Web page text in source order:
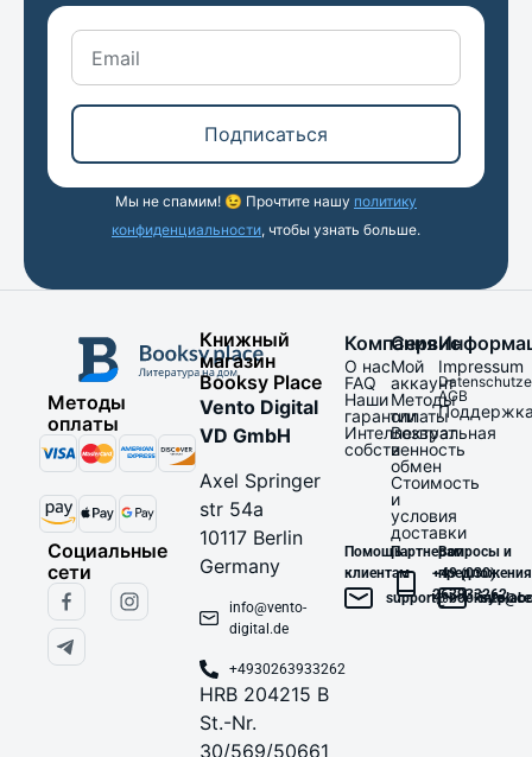
Подписаться
Мы не спамим! 😉 Прочтите нашу политику
конфиденциальности, чтобы узнать больше.
Методы
оплаты
Социальные
сети
Книжный
магазин
Booksy Place
Vento Digital
VD GmbH
Axel Springer
str 54a
10117 Berlin
Germany
info@vento-
digital.de
+4930263933262
HRB 204215 B
St.-Nr.
30/569/50661
Компания
О нас
FAQ
Наши
гарантии
Интеллектуальная
собственность
Сервис
Мой
аккаунт
Методы
оплаты
Возврат
и
обмен
Стоимость
и
условия
доставки
Impressum
AGB
Помощь
клиентам
support@booksy.place
Партнерам
+49 (030)
263933262
Вопросы и
предложения